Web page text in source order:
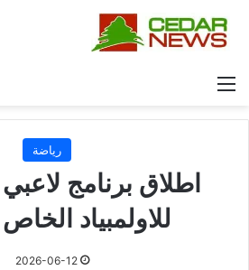
القائمة
رياضة
اطلاق برنامج
للاولمبياد الخاص
2026-06-12